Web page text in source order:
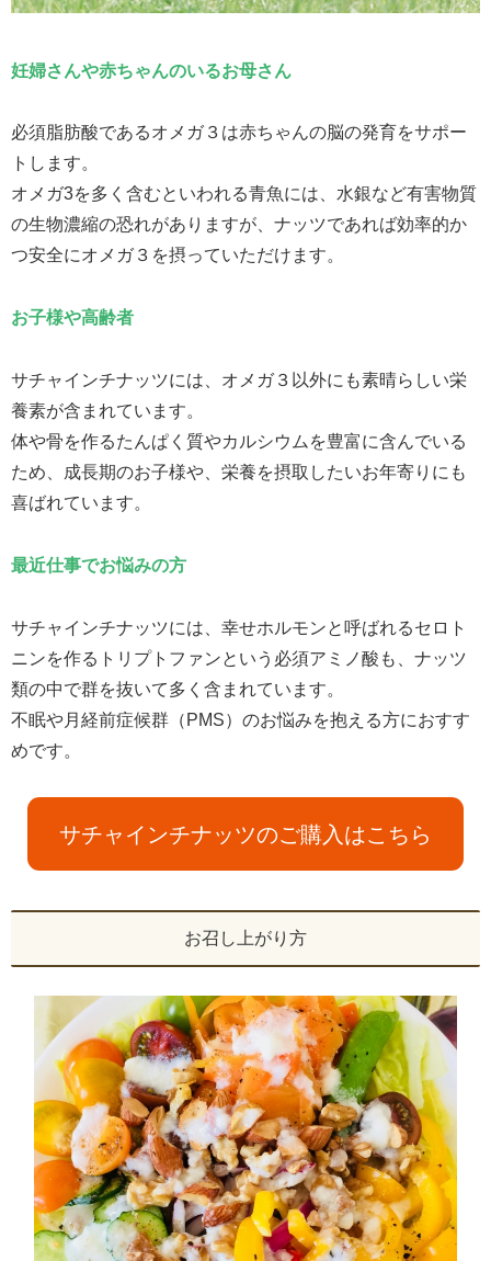
妊婦さんや赤ちゃんのいるお母さん
必須脂肪酸であるオメガ３は赤ちゃんの脳の発育をサポー
トします。
オメガ3を多く含むといわれる青魚には、水銀など有害物質
の生物濃縮の恐れがありますが、ナッツであれば効率的か
つ安全にオメガ３を摂っていただけます。
お子様や高齢者
サチャインチナッツには、オメガ３以外にも素晴らしい栄
養素が含まれています。
体や骨を作るたんぱく質やカルシウムを豊富に含んでいる
ため、成長期のお子様や、栄養を摂取したいお年寄りにも
喜ばれています。
最近仕事でお悩みの方
サチャインチナッツには、幸せホルモンと呼ばれるセロト
ニンを作るトリプトファンという必須アミノ酸も、ナッツ
類の中で群を抜いて多く含まれています。
不眠や月経前症候群（PMS）のお悩みを抱える方におすす
めです。
サチャインチナッツのご購入はこちら
お召し上がり方